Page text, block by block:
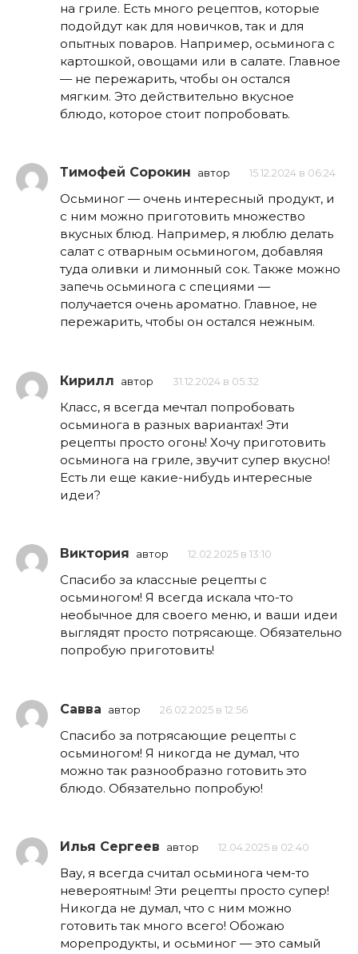
на гриле. Есть много рецептов, которые
подойдут как для новичков, так и для
опытных поваров. Например, осьминога с
картошкой, овощами или в салате. Главное
— не пережарить, чтобы он остался
мягким. Это действительно вкусное
блюдо, которое стоит попробовать.
Тимофей Сорокин автор 15.12.2024 в 06:24
Осьминог — очень интересный продукт, и
с ним можно приготовить множество
вкусных блюд. Например, я люблю делать
салат с отварным осьминогом, добавляя
туда оливки и лимонный сок. Также можно
запечь осьминога с специями —
получается очень ароматно. Главное, не
пережарить, чтобы он остался нежным.
Кирилл автор 31.12.2024 в 05:32
Класс, я всегда мечтал попробовать
осьминога в разных вариантах! Эти
рецепты просто огонь! Хочу приготовить
осьминога на гриле, звучит супер вкусно!
Есть ли еще какие-нибудь интересные
идеи?
Виктория автор 12.02.2025 в 13:10
Спасибо за классные рецепты с
осьминогом! Я всегда искала что-то
необычное для своего меню, и ваши идеи
выглядят просто потрясающе. Обязательно
попробую приготовить!
Савва автор 26.02.2025 в 12:56
Спасибо за потрясающие рецепты с
осьминогом! Я никогда не думал, что
можно так разнообразно готовить это
блюдо. Обязательно попробую!
Илья Сергеев автор 12.04.2025 в 02:40
Вау, я всегда считал осьминога чем-то
невероятным! Эти рецепты просто супер!
Никогда не думал, что с ним можно
готовить так много всего! Обожаю
морепродукты, и осьминог — это самый